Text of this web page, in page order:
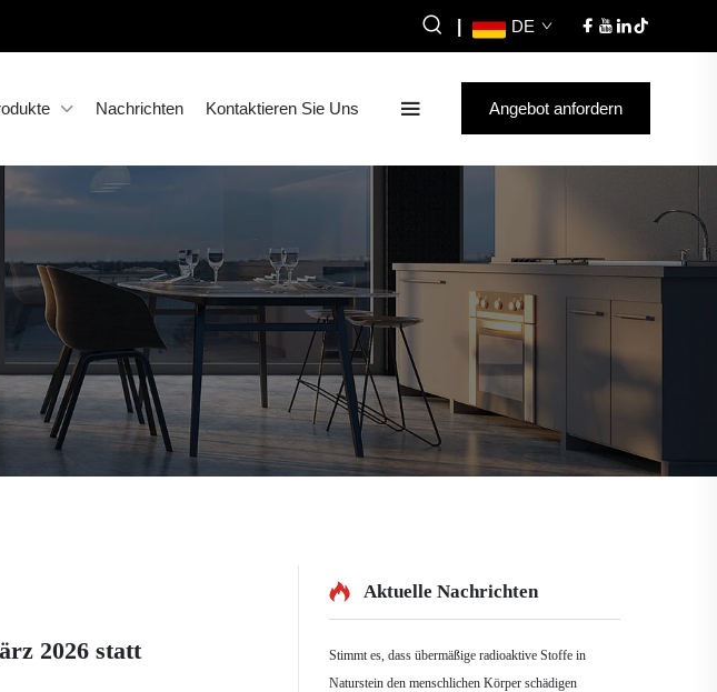
DE
Nachrichten Kontaktieren Sie Uns Angebot anfordern
2026 statt
Aktuelle Nachrichten
Stimmt es, dass übermäßige radioaktive Stoffe in
Naturstein den menschlichen Körper schädigen